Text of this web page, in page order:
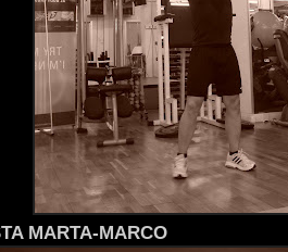
MARTA-MARCO